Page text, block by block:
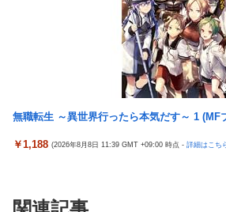
無職転生 ～異世界行ったら本気だす～ 1 (MF
￥1,188 (2026年8月8日 11:39 GMT +09:00 時点 - 詳細はこち